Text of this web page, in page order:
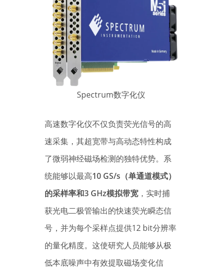
Spectrum数字化仪
高速数字化仪不仅负责荧光信号的高
速采集，其超宽带与高动态特性构成
了微弱神经磁场检测的独特优势。系
统能够以最高10 GS/s（单通道模式）
的采样率和3 GHz模拟带宽 ，实时捕
获光电二极管输出的快速荧光瞬态信
号，并为每个采样点提供12 bit分辨率
的量化精度。这使研究人员能够从极
低本底噪声中有效提取磁场变化信